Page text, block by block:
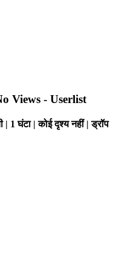
Views - Userlist
| 1 घंटा | कोई दृश्य नहीं | ड्रॉप